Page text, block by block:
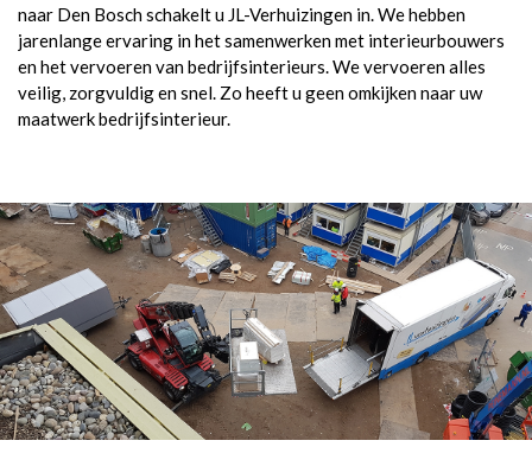
naar Den Bosch schakelt u JL-Verhuizingen in. We hebben
jarenlange ervaring in het samenwerken met interieurbouwers
en het vervoeren van bedrijfsinterieurs. We vervoeren alles
veilig, zorgvuldig en snel. Zo heeft u geen omkijken naar uw
maatwerk bedrijfsinterieur.